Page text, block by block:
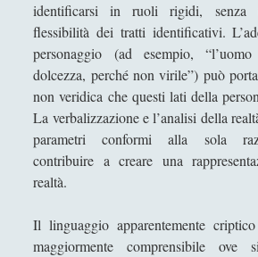
L'incoronazione della Vergine di
Bonvicini in una visione
La Costituzione estetica al
Potremmo
La crisi dei linguaggi artistici
La filosofia e il linguaggio politico
riscoperta di Confucio e i limiti
La macellazione dell'arte che
monumentalità della filosofia
identificarsi in ruoli rigidi, senza
flessibilità dei tratti identificativi.
personaggio (ad esempio,
dolcezza, perché non virile”) può
non veridica che questi lati della
La verbalizzazione e l’analisi della
parametri conformi alla sola
contribuire a creare una
realtà.
Il linguaggio apparentemente
maggiormente comprensibile